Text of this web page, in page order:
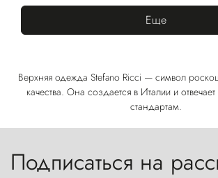
Еще
Верхняя одежда Stefano Ricci — символ
качества. Она создается в Италии и
стандартам.
Подписаться на